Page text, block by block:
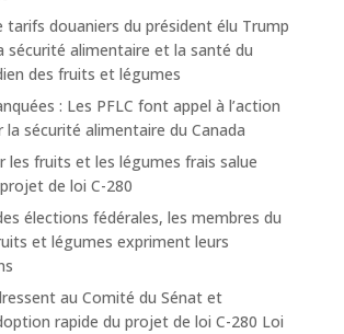
tarifs douaniers du président élu Trump
sécurité alimentaire et la santé du
des fruits et légumes
: Les PFLC font appel à l’action
sécurité alimentaire du Canada
les fruits et les légumes frais salue
de loi C-280
élections fédérales, les membres du
et légumes expriment leurs
au Comité du Sénat et
rapide du projet de loi C-280 Loi